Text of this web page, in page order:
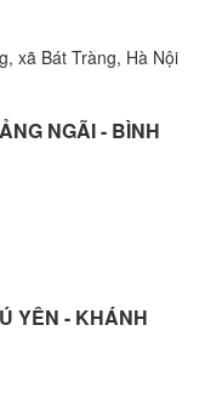
xã Bát Tràng, Hà Nội
NGÃI - BÌNH
YÊN - KHÁNH